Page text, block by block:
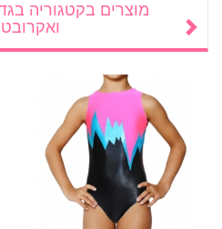
מוצרים בקטגוריה